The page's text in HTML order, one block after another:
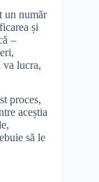
un număr
și
–
va lucra,
proces,
aceștia
să le